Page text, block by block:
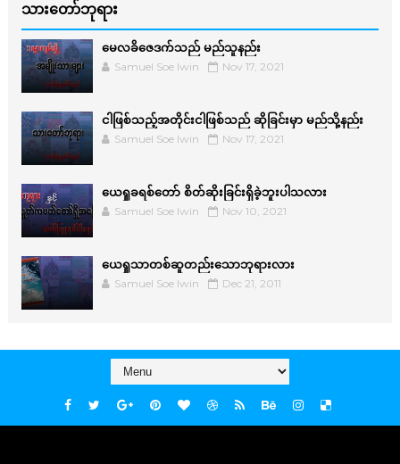
သားတော်ဘုရား
မေလခိဇေဒက်သည် မည်သူနည်း
Samuel Soe lwin Nov 17, 2021
ငါဖြစ်သည့်အတိုင်းငါဖြစ်သည် ဆိုခြင်းမှာ မည်သို့နည်း
Samuel Soe lwin Nov 17, 2021
ယေရှုခရစ်တော် စိတ်ဆိုးခြင်းရှိခဲ့ဘူးပါသလား
Samuel Soe lwin Nov 10, 2021
ယေရှုသာတစ်ဆူတည်းသောဘုရားလား
Samuel Soe lwin Dec 21, 2011